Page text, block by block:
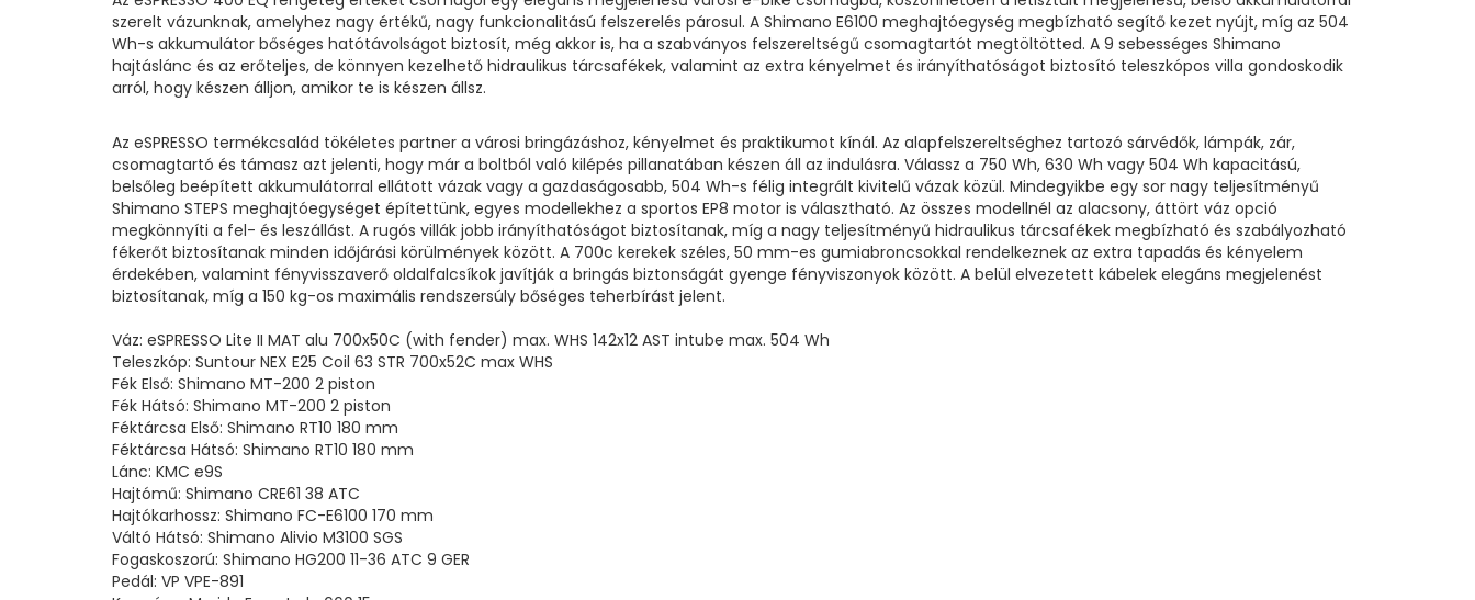
szerelt vázunknak, amelyhez nagy értékű, nagy funkcionalitású felszerelés párosul. A Shimano E6100 meghajtóegység megbízható segítő kezet nyújt, míg az 504
Wh-s akkumulátor bőséges hatótávolságot biztosít, még akkor is, ha a szabványos felszereltségű csomagtartót megtöltötted. A 9 sebességes Shimano
hajtáslánc és az erőteljes, de könnyen kezelhető hidraulikus tárcsafékek, valamint az extra kényelmet és irányíthatóságot biztosító teleszkópos villa gondoskodik
arról, hogy készen álljon, amikor te is készen állsz.
Az eSPRESSO termékcsalád tökéletes partner a városi bringázáshoz, kényelmet és praktikumot kínál. Az alapfelszereltséghez tartozó sárvédők, lámpák, zár,
csomagtartó és támasz azt jelenti, hogy már a boltból való kilépés pillanatában készen áll az indulásra. Válassz a 750 Wh, 630 Wh vagy 504 Wh kapacitású,
belsőleg beépített akkumulátorral ellátott vázak vagy a gazdaságosabb, 504 Wh-s félig integrált kivitelű vázak közül. Mindegyikbe egy sor nagy teljesítményű
Shimano STEPS meghajtóegységet építettünk, egyes modellekhez a sportos EP8 motor is választható. Az összes modellnél az alacsony, áttört váz opció
megkönnyíti a fel- és leszállást. A rugós villák jobb irányíthatóságot biztosítanak, míg a nagy teljesítményű hidraulikus tárcsafékek megbízható és szabályozható
fékerőt biztosítanak minden időjárási körülmények között. A 700c kerekek széles, 50 mm-es gumiabroncsokkal rendelkeznek az extra tapadás és kényelem
érdekében, valamint fényvisszaverő oldalfalcsíkok javítják a bringás biztonságát gyenge fényviszonyok között. A belül elvezetett kábelek elegáns megjelenést
biztosítanak, míg a 150 kg-os maximális rendszersúly bőséges teherbírást jelent.
Váz: eSPRESSO Lite II MAT alu 700x50C (with fender) max. WHS 142x12 AST intube max. 504 Wh
Teleszkóp: Suntour NEX E25 Coil 63 STR 700x52C max WHS
Fék Első: Shimano MT-200 2 piston
Fék Hátsó: Shimano MT-200 2 piston
Féktárcsa Első: Shimano RT10 180 mm
Féktárcsa Hátsó: Shimano RT10 180 mm
Lánc: KMC e9S
Hajtómű: Shimano CRE61 38 ATC
Hajtókarhossz: Shimano FC-E6100 170 mm
Váltó Hátsó: Shimano Alivio M3100 SGS
Fogaskoszorú: Shimano HG200 11-36 ATC 9 GER
Pedál: VP VPE-891